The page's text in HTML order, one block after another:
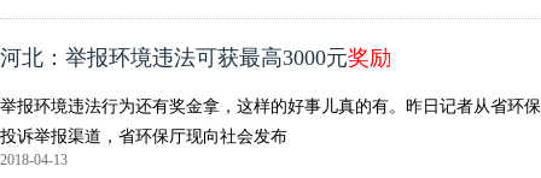
河北：举报环境违法可获最高3000元奖励
举报环境违法行为还有奖金拿，这样的好事儿真的有。昨日记者从省环
投诉举报渠道，省环保厅现向社会发布
2018-04-13